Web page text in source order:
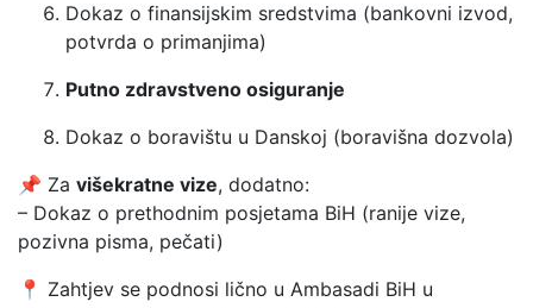
Dokaz o finansijskim sredstvima (bankovni izvod,
potvrda o primanjima)
Putno zdravstveno osiguranje
Dokaz o boravištu u Danskoj (boravišna dozvola)
📌 Za višekratne vize, dodatno:
– Dokaz o prethodnim posjetama BiH (ranije vize,
pozivna pisma, pečati)
📍 Zahtjev se podnosi lično u Ambasadi BiH u